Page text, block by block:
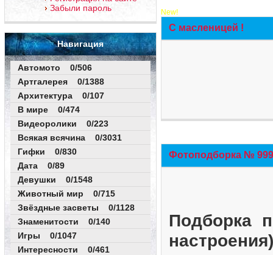
Забыли пароль
Навигация
Автомото 0/506
Артгалерея 0/1388
Архитектура 0/107
В мире 0/474
Видеоролики 0/223
Всякая всячина 0/3031
Гифки 0/830
Дата 0/89
Девушки 0/1548
Животный мир 0/715
Звёздные засветы 0/1128
Знаменитости 0/140
Игры 0/1047
Интересности 0/461
New!
С масленицей !
Фотоподборка №
Подборка